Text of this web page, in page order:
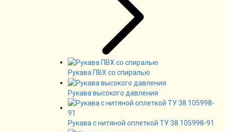
Рукава ПВХ со спиралью
Рукава высокого давления
Рукава с нитяной оплеткой ТУ 38.105998-91